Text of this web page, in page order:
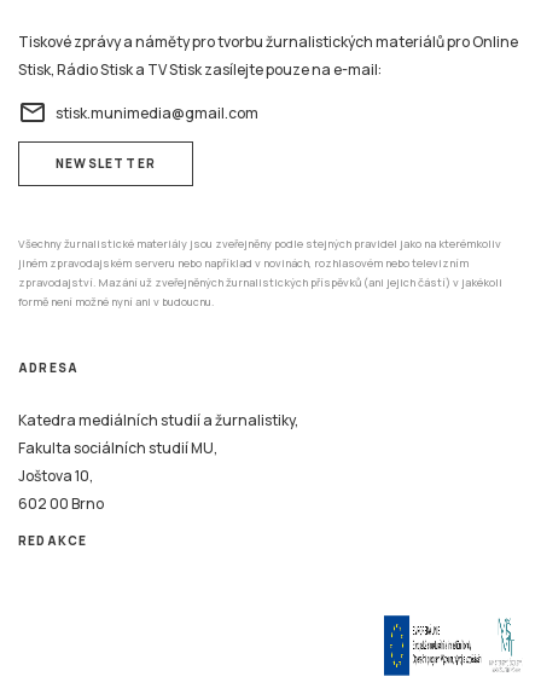
Tiskové zprávy a náměty pro tvorbu žurnalistických materiálů pro Online
Stisk, Rádio Stisk a TV Stisk zasílejte pouze na e-mail:
email stisk.munimedia@gmail.com
NEWSLETTER
Všechny žurnalistické materiály jsou zveřejněny podle stejných pravidel jako na kterémkoliv
jiném zpravodajském serveru nebo například v novinách, rozhlasovém nebo televizním
zpravodajství. Mazání už zveřejněných žurnalistických příspěvků (ani jejich částí) v jakékoli
formě není možné nyní ani v budoucnu.
ADRESA
Katedra mediálních studií a žurnalistiky,
Fakulta sociálních studií MU,
Joštova 10,
602 00 Brno
REDAKCE